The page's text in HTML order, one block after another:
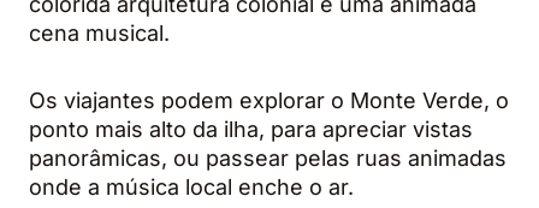
cena musical.
Os viajantes podem explorar o Monte Verde, o
ponto mais alto da ilha, para apreciar vistas
panorâmicas, ou passear pelas ruas animadas
onde a música local enche o ar.